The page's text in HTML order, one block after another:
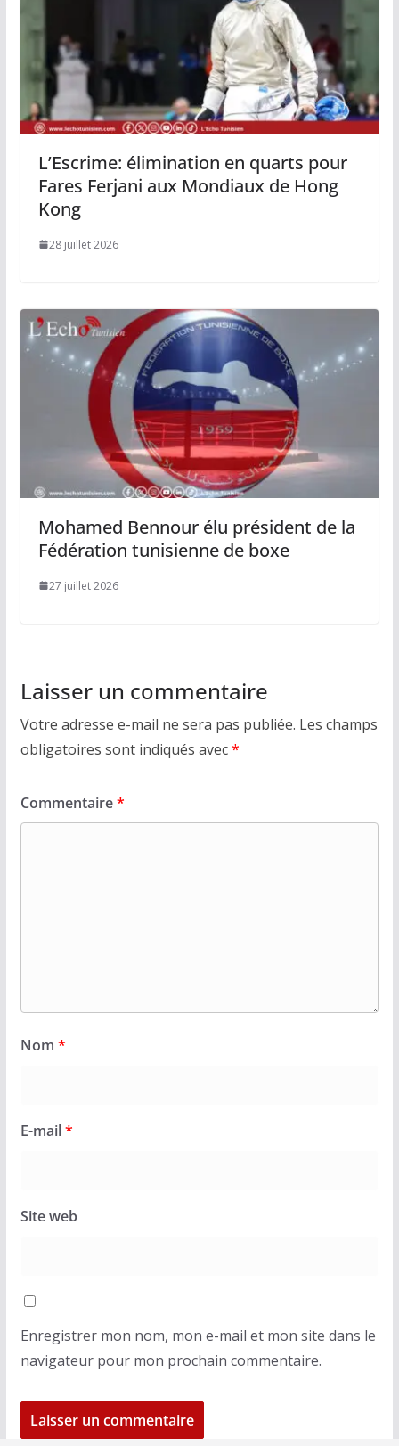
L’Escrime: élimination en quarts pour
Fares Ferjani aux Mondiaux de Hong
Kong
28 juillet 2026
Mohamed Bennour élu président de la
Fédération tunisienne de boxe
27 juillet 2026
Laisser un commentaire
Votre adresse e-mail ne sera pas publiée. Les champs
obligatoires sont indiqués avec*
Commentaire*
Nom *
E-mail*
Site web
Enregistrer mon nom, mon e-mail et mon site dans le
navigateur pour mon prochain commentaire.